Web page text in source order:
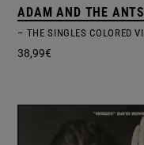
ADAM AND THE ANTS
38,99€